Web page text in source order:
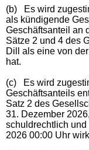
(b)
Es wird
als kündigende
Geschäftsanteil an
Sätze 2 und 4 des
Dill als eine von
hat.
(c)
Es wird
Geschäftsanteils
Satz 2 des
31. Dezember
schuldrechtlich
2026 00:00 Uhr